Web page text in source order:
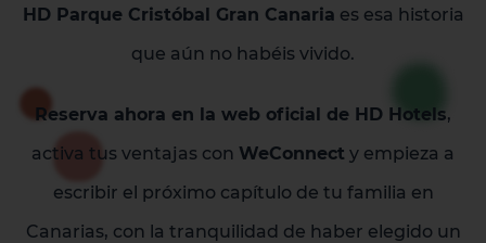
HD Parque Cristóbal Gran Canaria es esa historia
que aún no habéis vivido.
Reserva ahora en la web oficial de HD Hotels,
activa tus ventajas con WeConnect y empieza a
escribir el próximo capítulo de tu familia en
Canarias, con la tranquilidad de haber elegido un